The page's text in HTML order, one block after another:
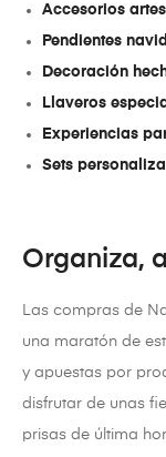
Accesorios
Pendientes
Decoración
Llaveros
Experiencias
Sets
Organiza,
Las compras de
una maratón de
y apuestas por
disfrutar de unas
prisas de última